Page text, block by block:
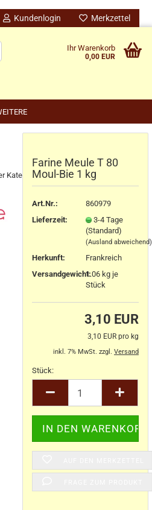
Kundenlogin Merkzettel
Ihr Warenkorb
0,00 EUR
kreativ anzeigen
Kategorie
Farine Meule T 80
Moul-Bie 1 kg
Art.Nr.:
860979
Lieferzeit:
3-4 Tage
(Standard)
(Ausland abweichend)
Herkunft:
Frankreich
Versandgewicht:1.06kg je
Stück
3,10 EUR
3,10 EUR pro kg
inkl. 7% MwSt. zzgl. Versand
Stück:
Stück